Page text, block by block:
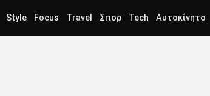
Style Focus Travel Σπορ Tech Αυτοκίνητο